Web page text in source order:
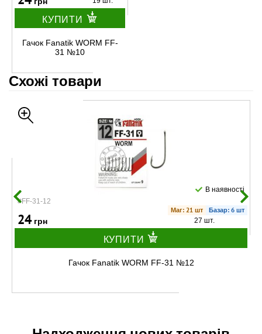
КУПИТИ
Гачок Fanatik WORM FF-
31 №10
Схожі товари
#FF-31-12
В наявності
Маг: 21 шт Базар: 6 шт
24грн 27 шт.
КУПИТИ
Гачок Fanatik WORM FF-31 №12